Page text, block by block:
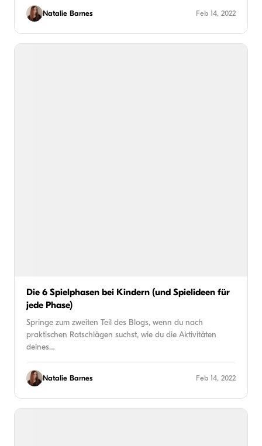
Natalie Barnes Feb 14, 2022
Die 6 Spielphasen bei Kindern (und Spielideen für
jede Phase)
Springe zum zweiten Teil des Blogs, wenn du nach
praktischen Ratschlägen suchst, wie du die Aktivitäten
deines…
Natalie Barnes Feb 14, 2022